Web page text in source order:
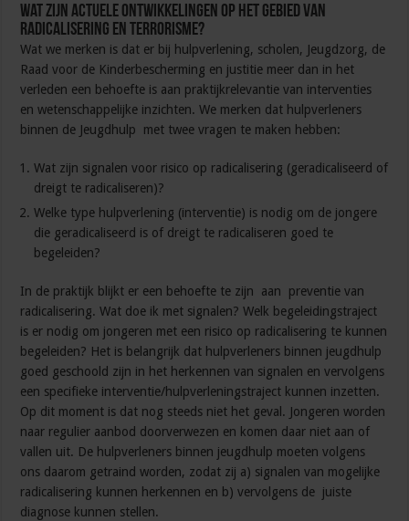
Wat zijn actuele ontwikkelingen op het gebied van
radicalisering en terrorisme?
Wat we merken is dat er bij hulpverlening, scholen, Jeugdzorg, de
Raad voor de Kinderbescherming en justitie meer dan in het
verleden een behoefte is aan praktijkrelevantie van interventies
en wetenschappelijke inzichten. We merken dat hulpverleners
binnen de Jeugdhulp met twee vragen te maken hebben:
Wat zijn signalen voor risico op radicalisering (geradicaliseerd of
dreigt te radicaliseren)?
Welke type hulpverlening (interventie) is nodig om de jongere
die geradicaliseerd is of dreigt te radicaliseren goed te
begeleiden?
In de praktijk blijkt er een behoefte te zijn aan preventie van
radicalisering. Wat doe ik met signalen? Welk begeleidingstraject
is er nodig om jongeren met een risico op radicalisering te kunnen
begeleiden? Het is belangrijk dat hulpverleners binnen jeugdhulp
goed geschoold zijn in het herkennen van signalen en vervolgens
een specifieke interventie/hulpverleningstraject kunnen inzetten.
Op dit moment is dat nog steeds niet het geval. Jongeren worden
naar regulier aanbod doorverwezen en komen daar niet aan of
vallen uit. De hulpverleners binnen jeugdhulp moeten volgens
ons daarom getraind worden, zodat zij a) signalen van mogelijke
radicalisering kunnen herkennen en b) vervolgens de juiste
diagnose kunnen stellen.